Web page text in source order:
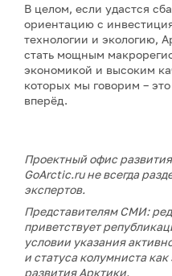
В целом, если удастся
ориентацию с
технологии и экологию,
стать мощным
экономикой и высоким
которых мы говорим –
вперёд.
Проектный офис
GoArctic.ru не всегда
экспертов.
Представителям СМИ:
приветствует
условии указания
и статуса колумниста
развития Арктики.